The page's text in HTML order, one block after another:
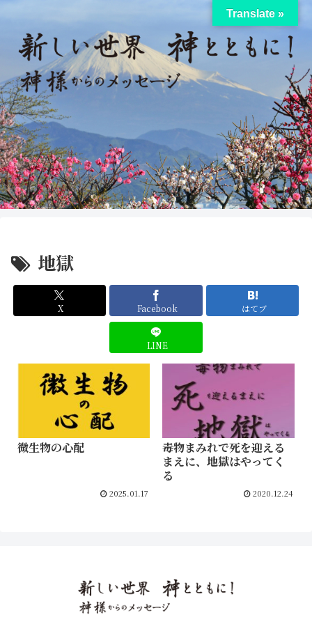
地獄
X Facebook はてブ
LINE
微生物の心配
2025.01.17
毒物まみれで死を迎える
まえに、地獄はやってく
る
2020.12.24
Translate »